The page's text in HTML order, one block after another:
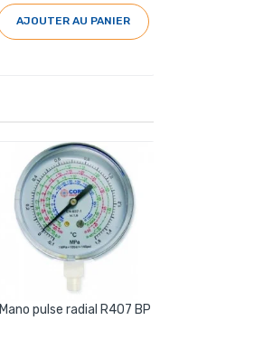
AJOUTER AU PANIER
Mano pulse radial R407 BP